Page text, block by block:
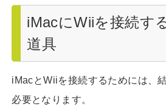
iMacにWiiを接続す
道具
iMacとWiiを接続するためには、
必要となります。